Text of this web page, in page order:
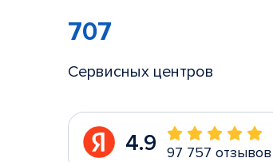
707
Сервисных центров
4.9 97 757 отзывов